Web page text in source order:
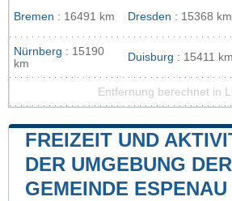
Bremen : 16491 km Dresden : 15368 km
Nürnberg : 15190
km
Duisburg : 15411 km
Entfernung berechnet in
FREIZEIT UND
DER UMGEBUNG DER
GEMEINDE ESPENAU